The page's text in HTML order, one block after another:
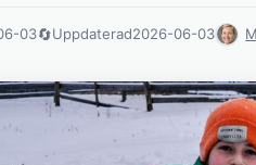
03🔄Uppdaterad2026-06-03